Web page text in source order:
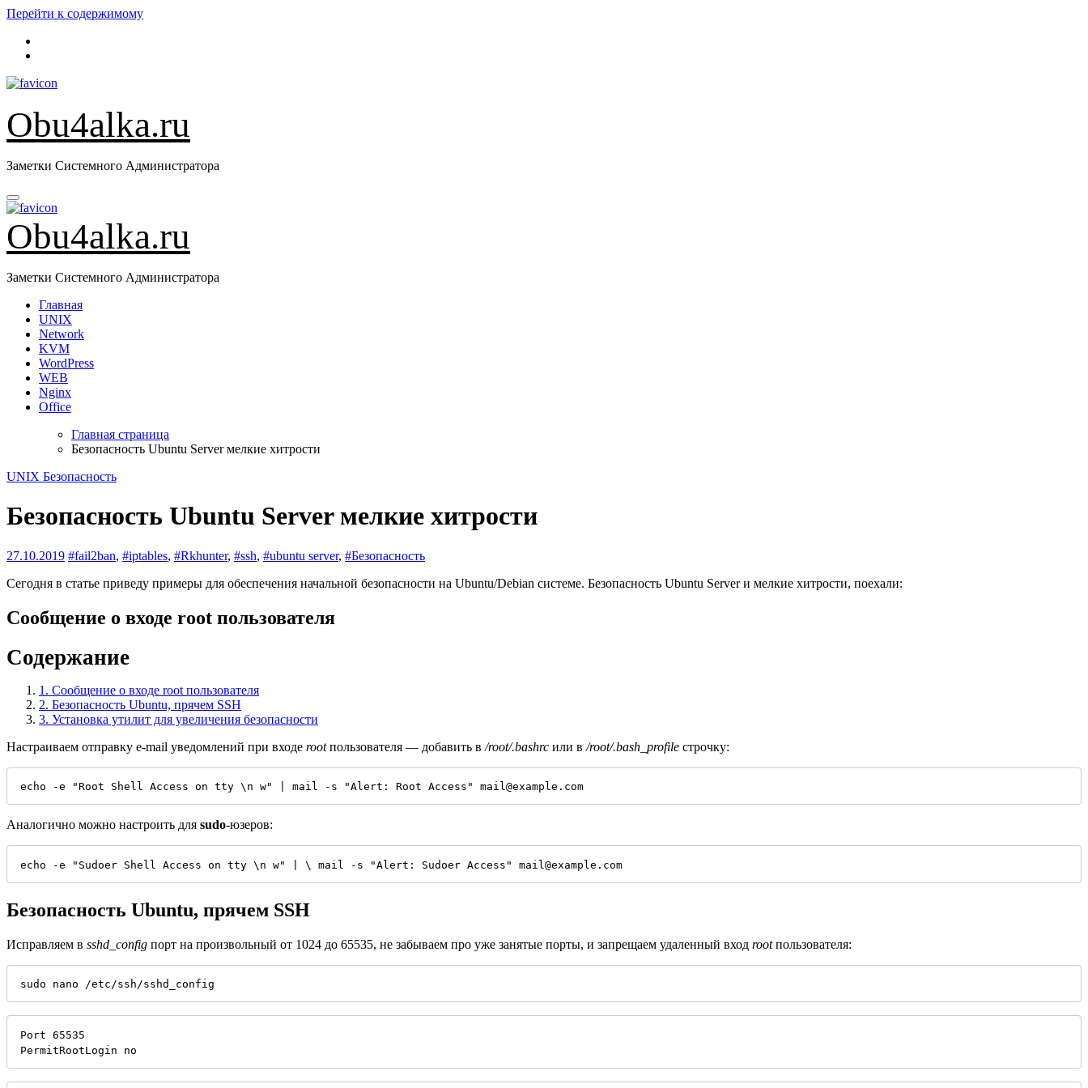
Перейти к содержимому
Obu4alka.ru
Заметки Системного Администратора
Obu4alka.ru
Заметки Системного Администратора
Главная
UNIX
Network
KVM
WordPress
WEB
Nginx
Office
Главная страница
Безопасность Ubuntu Server мелкие хитрости
UNIX Безопасность
Безопасность Ubuntu Server мелкие хитрости
27.10.2019 #fail2ban, #iptables, #Rkhunter, #ssh, #ubuntu server, #Безопасность
Сегодня в статье приведу примеры для обеспечения начальной безопасности на Ubuntu/Debian системе. Безопасность Ubuntu Server и мелкие хитрости, поехали:
Сообщение о входе root пользователя
Содержание
1. Сообщение о входе root пользователя
2. Безопасность Ubuntu, прячем SSH
3. Установка утилит для увеличения безопасности
Настраиваем отправку e-mail уведомлений при входе rootпользователя — добавить в /root/.bashrc или в /root/.bash_profile строчку:
echo -e "Root Shell Access on tty \n w" | mail -s "Alert: Root Access" mail@example.com
Аналогично можно настроить для sudo-юзеров:
echo -e "Sudoer Shell Access on tty \n w" | \ mail -s "Alert: Sudoer Access" mail@example.com
Безопасность Ubuntu, прячем SSH
Исправляем в sshd_config порт на произвольный от 1024 до 65535, не забываем про уже занятые порты, и запрещаем удаленный вход rootпользователя:
sudo nano /etc/ssh/sshd_config
Port 65535
PermitRootLogin no